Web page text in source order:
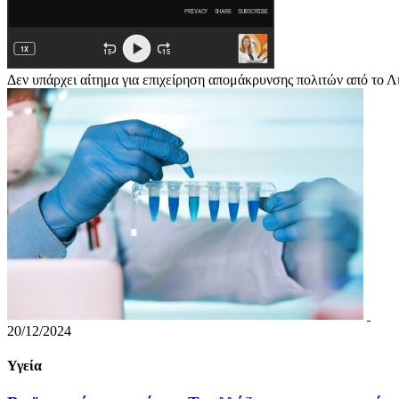
Δεν υπάρχει αίτημα για επιχείρηση απομάκρυνσης πολιτών από το
20/12/2024
Υγεία